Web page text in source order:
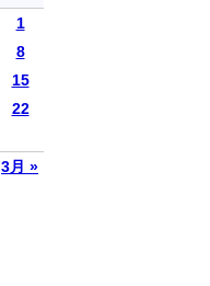
3月 »
1
8
15
22